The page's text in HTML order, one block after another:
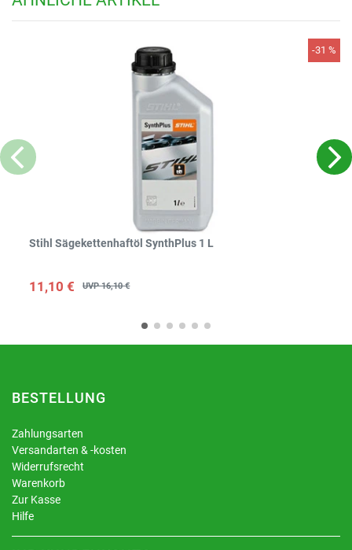
Stihl Sägekettenhaftöl SynthPlus 1 L
UVP 16,10 €
11,10 €
-31 %
BESTELLUNG
Zahlungsarten
Versandarten & -kosten
Widerrufsrecht
Warenkorb
Zur Kasse
Hilfe